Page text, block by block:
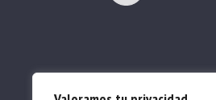
© Sail Away Ibiza